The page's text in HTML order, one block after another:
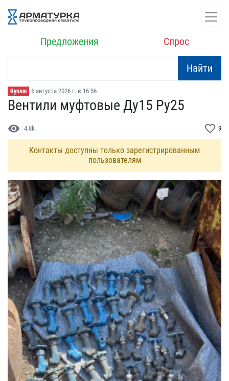
Предложения Спрос
Найти
Куплю 6 августа 2026 г. в 16:56
Вентили муфтовые Ду15 Ру​25
visibility 4.8k favorite_border 9
Контакты доступны только зарегистрированным
пользователям